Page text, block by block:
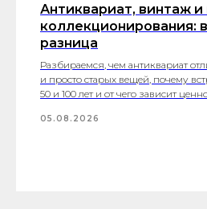
Антиквариат, винтаж
коллекционирования:
разница
Разбираемся, чем антиквариат
и просто старых вещей, почему
50 и 100 лет и от чего зависит
05.08.2026